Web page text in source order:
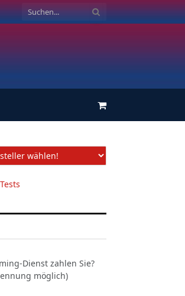
Einkaufswagen
Dienst zahlen Sie?
möglich)